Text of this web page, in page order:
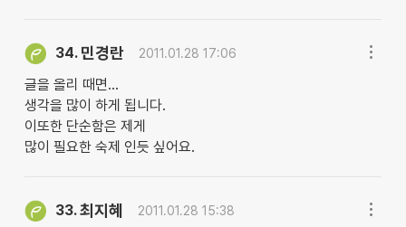
34. 민경란 2011.01.28 17:06
글을 올리 때면...
생각을 많이 하게 됩니다.
이또한 단순함은 제게
많이 필요한 숙제 인듯 싶어요.
33.최지혜 2011.01.28 15:38